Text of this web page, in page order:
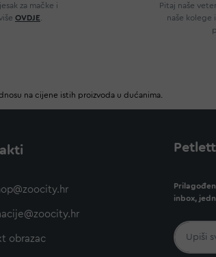
za mačke i
OVDJE
Pitaj naše
naše kolege
na cijene istih proizvoda u dućanima.
obrazac
inbox,